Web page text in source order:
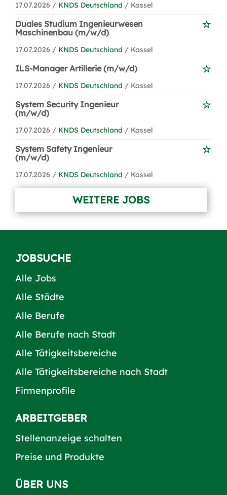
17.07.2026 / KNDS Deutschland / Kassel
Duales Studium Ingenieurwesen
Maschinenbau (m/w/d)
17.07.2026 / KNDS Deutschland / Kassel
ILS-Manager Artillerie (m/w/d)
17.07.2026 / KNDS Deutschland / Kassel
System Security Ingenieur
(m/w/d)
17.07.2026 / KNDS Deutschland / Kassel
System Safety Ingenieur
(m/w/d)
17.07.2026 / KNDS Deutschland / Kassel
WEITERE JOBS
JOBSUCHE
Alle Jobs
Alle Städte
Alle Berufe
Alle Berufe nach Stadt
Alle Tätigkeitsbereiche
Alle Tätigkeitsbereiche nach Stadt
Firmenprofile
ARBEITGEBER
Stellenanzeige schalten
Preise und Produkte
ÜBER UNS